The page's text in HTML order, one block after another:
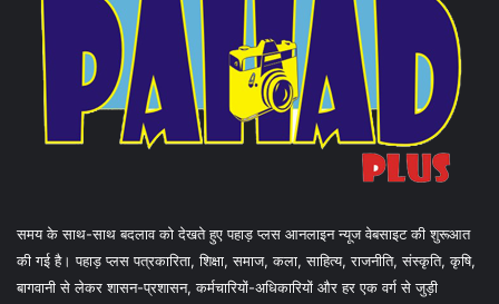
समय के साथ-साथ बदलाव को देखते हुए पहाड़ प्लस आनलाइन न्यूज वेबसाइट की शुरूआत
की गई है। पहाड़ प्लस पत्रकारिता, शिक्षा, समाज, कला, साहित्य, राजनीति, संस्कृति, कृषि,
बागवानी से लेकर शासन-प्रशासन, कर्मचारियों-अधिकारियों और हर एक वर्ग से जुड़ी